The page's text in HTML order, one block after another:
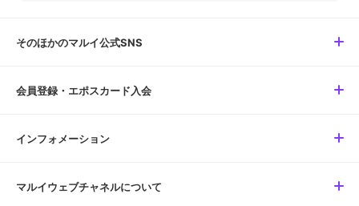
そのほかのマルイ公式SNS
会員登録・エポスカード入会
インフォメーション
マルイウェブチャネルについて